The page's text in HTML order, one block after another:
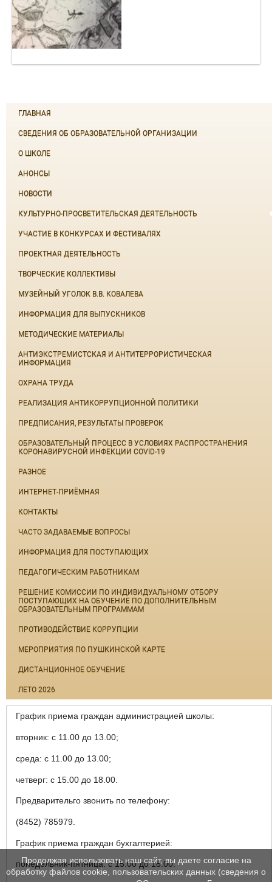
ГЛАВНАЯ
СВЕДЕНИЯ ОБ ОБРАЗОВАТЕЛЬНОЙ ОРГАНИЗАЦИИ
О ШКОЛЕ
АНОНСЫ
НОВОСТИ
КУЛЬТУРНО-ПРОСВЕТИТЕЛЬСКАЯ ДЕЯТЕЛЬНОСТЬ
УЧАСТИЕ В КОНКУРСАХ И ФЕСТИВАЛЯХ
ПРОЕКТНАЯ ДЕЯТЕЛЬНОСТЬ
ТВОРЧЕСКИЕ КОЛЛЕКТИВЫ
МУЗЕЙНЫЙ УГОЛОК В.В. КОВАЛЕВА
ИНФОРМАЦИЯ ДЛЯ ВЫПУСКНИКОВ
МЕТОДИЧЕСКИЕ МАТЕРИАЛЫ
АНТИЭКСТРЕМИСТСКАЯ И АНТИТЕРРОРИСТИЧЕСКАЯ
ИНФОРМАЦИЯ
ОХРАНА ТРУДА
РЕАЛИЗАЦИЯ АНТИКОРРУПЦИОННОЙ ПОЛИТИКИ
ПРЕДПИСАНИЯ, РЕЗУЛЬТАТЫ ПРОВЕРОК
ОБРАЗОВАТЕЛЬНЫЙ ПРОЦЕСС В УСЛОВИЯХ РАСПРОСТРАНЕНИЯ
КОРОНАВИРУСНОЙ ИНФЕКЦИИ COVID-19
РАЗНОЕ
ИНТЕРНЕТ-ПРИЁМНАЯ
КОНТАКТЫ
ЧАСТО ЗАДАВАЕМЫЕ ВОПРОСЫ
ИНФОРМАЦИЯ ДЛЯ ПОСТУПАЮЩИХ
ПЕДАГОГИЧЕСКИМ РАБОТНИКАМ
РЕШЕНИЕ КОМИССИИ ПО ИНДИВИДУАЛЬНОМУ ОТБОРУ
ПОСТУПАЮЩИХ НА ОБУЧЕНИЕ ПО ДОПОЛНИТЕЛЬНЫМ
ОБРАЗОВАТЕЛЬНЫМ ПРОГРАММАМ
ПРОТИВОДЕЙСТВИЕ КОРРУПЦИИ
МЕРОПРИЯТИЯ ПО ПУШКИНСКОЙ КАРТЕ
ДИСТАНЦИОННОЕ ОБУЧЕНИЕ
ЛЕТО 2026
График приема граждан администрацией школы:
вторник: с 11.00 до 13.00;
среда: с 11.00 до 13.00;
четверг: с 15.00 до 18.00.
Предварительго звонить по телефону:
(8452) 785979.
График приема граждан бухгалтерией:
понедельник-пятница: с 15.00 до 18.00.
Продолжая использовать наш сайт, вы даете согласие на
обработку файлов cookie, пользовательских данных (сведения о